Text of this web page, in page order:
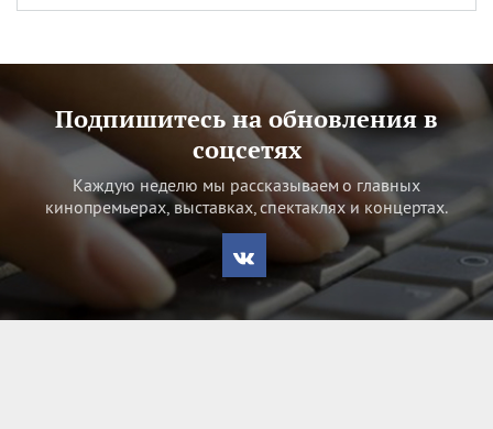
Подпишитесь на обновления в
соцсетях
Каждую неделю мы рассказываем о главных
кинопремьерах, выставках, спектаклях и концертах.